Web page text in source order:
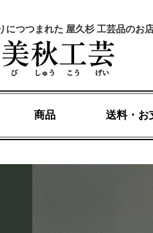
につつまれた 屋久杉 工芸品のお
商品 送料・お